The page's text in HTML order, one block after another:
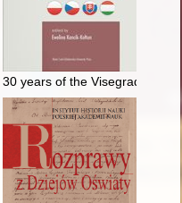
w Akademii
30 years of the Visegrad